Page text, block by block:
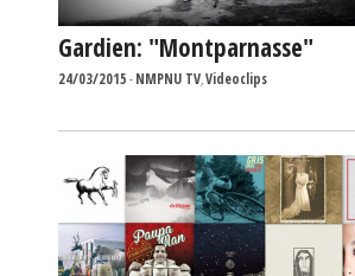
Gardien: "Montparnasse"
24/03/2015-NMPNU TV,Videoclips